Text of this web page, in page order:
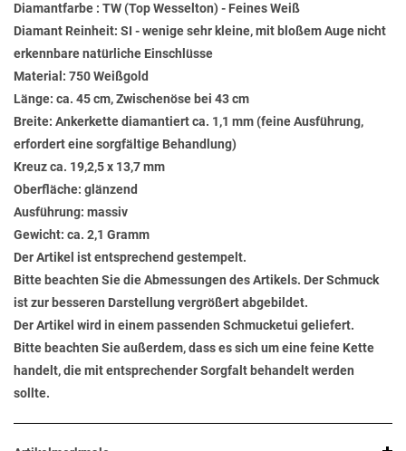
Diamantfarbe : TW (Top Wesselton) - Feines Weiß
Diamant Reinheit: SI - wenige sehr kleine, mit bloßem Auge nicht
erkennbare natürliche Einschlüsse
Material: 750 Weißgold
Länge: ca. 45 cm, Zwischenöse bei 43 cm
Breite: Ankerkette diamantiert ca. 1,1 mm (feine Ausführung,
erfordert eine sorgfältige Behandlung)
Kreuz ca. 19,2,5 x 13,7 mm
Oberfläche: glänzend
Ausführung: massiv
Gewicht: ca. 2,1 Gramm
Der Artikel ist entsprechend gestempelt.
Bitte beachten Sie die Abmessungen des Artikels. Der Schmuck
ist zur besseren Darstellung vergrößert abgebildet.
Der Artikel wird in einem passenden Schmucketui geliefert.
Bitte beachten Sie außerdem, dass es sich um eine feine Kette
handelt, die mit entsprechender Sorgfalt behandelt werden
sollte.